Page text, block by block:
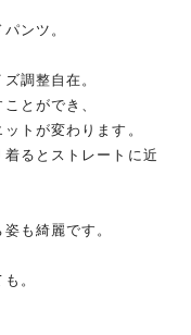
ンツ。
調整自在。
とができ、
トが変わります。
るとストレートに近
も綺麗です。
。